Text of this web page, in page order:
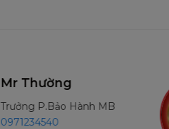
Mr Thường
Trưởng P.Bảo Hành MB
0971234540